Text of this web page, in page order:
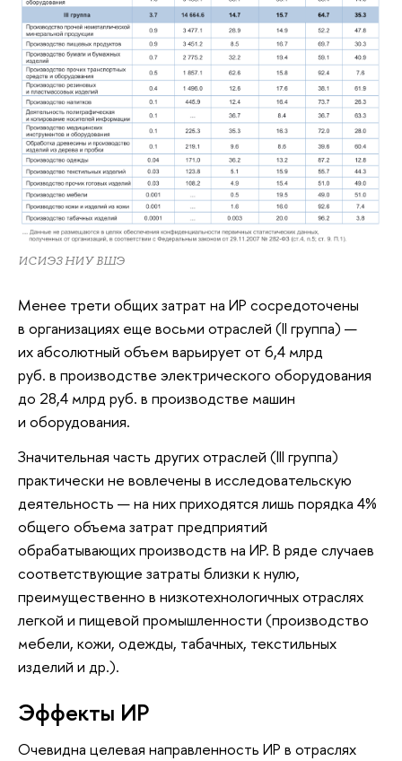
ИСИЭЗ НИУ ВШЭ
Менее трети общих затрат на ИР сосредоточены
в организациях еще восьми отраслей (II группа) —
их абсолютный объем варьирует от 6,4 млрд
руб. в производстве электрического оборудования
до 28,4 млрд руб. в производстве машин
и оборудования.
Значительная часть других отраслей (III группа)
практически не вовлечены в исследовательскую
деятельность — на них приходятся лишь порядка 4%
общего объема затрат предприятий
обрабатывающих производств на ИР. В ряде случаев
соответствующие затраты близки к нулю,
преимущественно в низкотехнологичных отраслях
легкой и пищевой промышленности (производство
мебели, кожи, одежды, табачных, текстильных
изделий и др.).
Эффекты ИР
Очевидна целевая направленность ИР в отраслях